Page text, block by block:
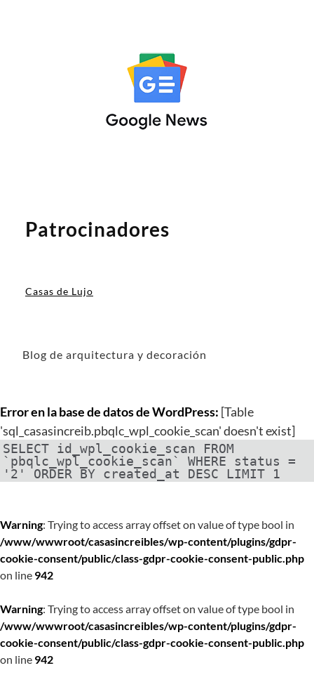
Patrocinadores
Casas de Lujo
Blog de arquitectura y decoración
Error en la base de datos de WordPress: [Table
'sql_casasincreib.pbqlc_wpl_cookie_scan' doesn't exist]
SELECT id_wpl_cookie_scan FROM
`pbqlc_wpl_cookie_scan` WHERE status =
'2' ORDER BY created_at DESC LIMIT 1
Warning: Trying to access array offset on value of type bool in
/www/wwwroot/casasincreibles/wp-content/plugins/gdpr-
cookie-consent/public/class-gdpr-cookie-consent-public.php
on line 942
Warning: Trying to access array offset on value of type bool in
/www/wwwroot/casasincreibles/wp-content/plugins/gdpr-
cookie-consent/public/class-gdpr-cookie-consent-public.php
on line 942